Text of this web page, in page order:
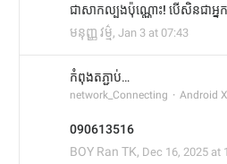
ជាសាកល្បងប៉ុណ្ណោះ! បើសិនជាអ្ន
មនុញ្ញ វម្ម៌, Jan 3 at 07:43
កំពុងតភ្ជាប់…
network_Connecting Android X
090613516
BOY Ran TK, Dec 16, 2025 at